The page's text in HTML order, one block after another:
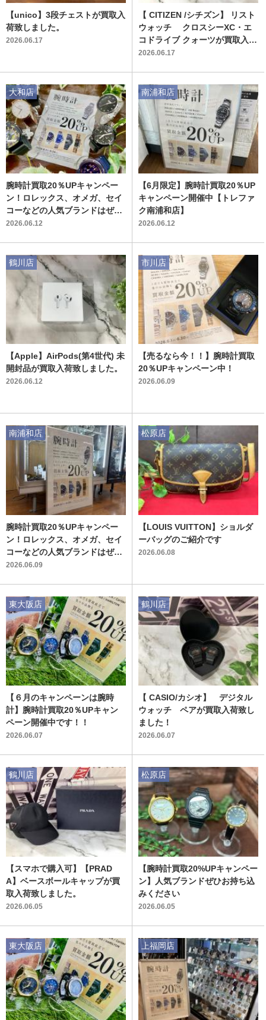
【unico】3段チェストが買取入
荷致しました。
2026.06.17
【 CITIZEN /シチズン】 リスト
ウォッチ クロスシーXC・エ
コドライブ クォーツが買取入荷
致しました！
2026.06.17
腕時計買取20％UPキャンペー
ン！ロレックス、オメガ、セイ
コーなどの人気ブランドはぜひ
お持ち込みください！
2026.06.12
大和店
【6月限定】腕時計買取20％UP
キャンペーン開催中【トレファ
ク南浦和店】
2026.06.12
南浦和店
【Apple】AirPods(第4世代) 未
開封品が買取入荷致しました。
2026.06.12
鶴川店
【売るなら今！！】腕時計買取
20％UPキャンペーン中！
2026.06.09
市川店
腕時計買取20％UPキャンペー
ン！ロレックス、オメガ、セイ
コーなどの人気ブランドはぜひ
お持ち込みください！
2026.06.09
南浦和店
【LOUIS VUITTON】ショルダ
ーバッグのご紹介です
2026.06.08
松原店
【６月のキャンペーンは腕時
計】腕時計買取20％UPキャン
ペーン開催中です！！
2026.06.07
東大阪店
【 CASIO/カシオ】 デジタル
ウォッチ ペアが買取入荷致し
ました！
2026.06.07
鶴川店
【スマホで購入可】【PRAD
A】ベースボールキャップが買
取入荷致しました。
2026.06.05
鶴川店
【腕時計買取20%UPキャンペー
ン】人気ブランドぜひお持ち込
みください
2026.06.05
松原店
東大阪店 上福岡店